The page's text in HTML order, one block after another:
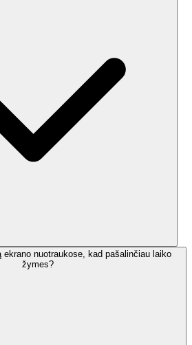
nuotraukose, kad pašalinčiau laiko
žymes?